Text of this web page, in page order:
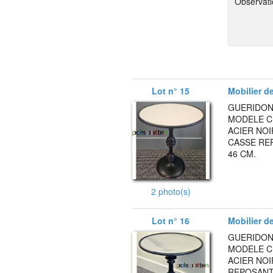
Lot n° 15 Mobilier
2 photo(s)
MODELE
ACIER
CASSE
46 CM.
Lot n° 16
Mobilier
MODELE
ACIER